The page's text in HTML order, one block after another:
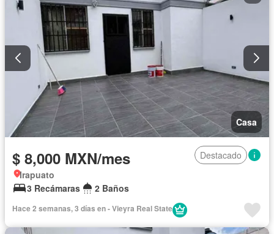
Casa
$ 8,000 MXN/mes
Destacado
Irapuato
3 Recámaras
2 Baños
Hace 2 semanas, 3 días en - Vieyra Real State